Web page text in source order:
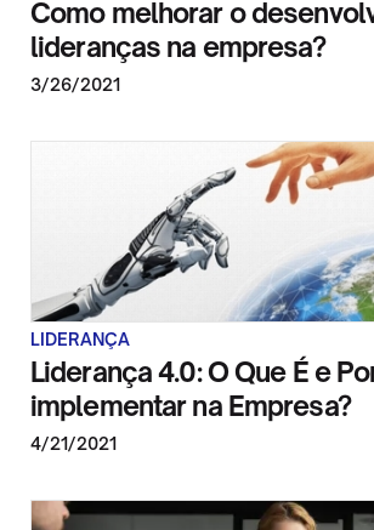
Como melhorar o
lideranças na empresa?
3/26/2021
LIDERANÇA
Liderança 4.0: O Que É e
implementar na Empresa?
4/21/2021